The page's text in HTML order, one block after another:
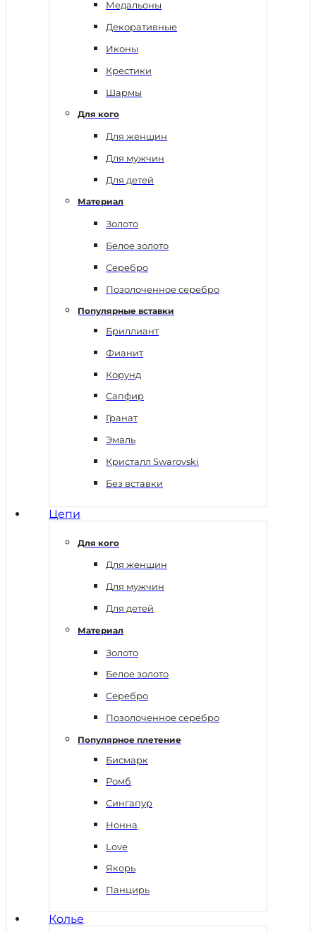
Медальоны
Декоративные
Иконы
Крестики
Шармы
Для кого
Для женщин
Для мужчин
Для детей
Материал
Золото
Белое золото
Серебро
Позолоченное серебро
Популярные вставки
Бриллиант
Фианит
Корунд
Сапфир
Гранат
Эмаль
Кристалл Swarovski
Без вставки
Цепи
Для кого
Для женщин
Для мужчин
Для детей
Материал
Золото
Белое золото
Серебро
Позолоченное серебро
Популярное плетение
Бисмарк
Ромб
Сингапур
Нонна
Love
Якорь
Панцирь
Колье